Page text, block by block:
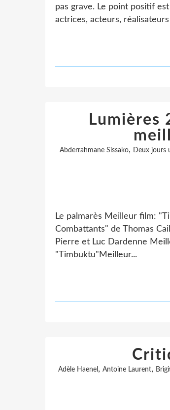
pas grave. Le point positif
actrices, acteurs,
Lumières
Abderrahmane Sissako, Deux jours
Le palmarès Meilleur film:
Combattants" de Thomas
Pierre et Luc Dardenne
"Timbuktu"Meilleur...
Adèle Haenel, Antoine Laurent,